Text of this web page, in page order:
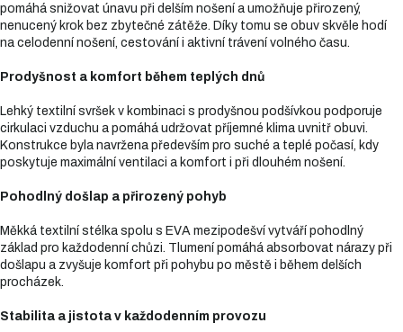
pomáhá snižovat únavu při delším nošení a umožňuje přirozený,
nenucený krok bez zbytečné zátěže. Díky tomu se obuv skvěle hodí
na celodenní nošení, cestování i aktivní trávení volného času.
Prodyšnost a komfort během teplých dnů
Lehký textilní svršek v kombinaci s prodyšnou podšívkou podporuje
cirkulaci vzduchu a pomáhá udržovat příjemné klima uvnitř obuvi.
Konstrukce byla navržena především pro suché a teplé počasí, kdy
poskytuje maximální ventilaci a komfort i při dlouhém nošení.
Pohodlný došlap a přirozený pohyb
Měkká textilní stélka spolu s EVA mezipodešví vytváří pohodlný
základ pro každodenní chůzi. Tlumení pomáhá absorbovat nárazy při
došlapu a zvyšuje komfort při pohybu po městě i během delších
procházek.
Stabilita a jistota v každodenním provozu